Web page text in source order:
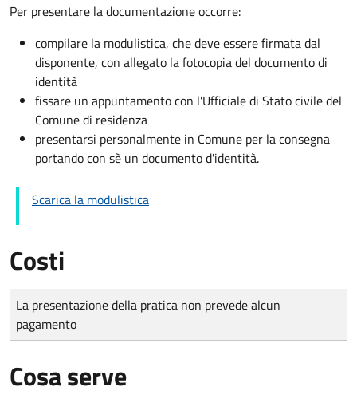
Per presentare la documentazione occorre:
compilare la modulistica, che deve essere firmata dal
disponente, con allegato la fotocopia del documento di
identità
fissare un appuntamento con l'Ufficiale di Stato civile del
Comune di residenza
presentarsi personalmente in Comune per la consegna
portando con sè un documento d'identità.
Scarica la modulistica
Costi
Tipo di pagamento
Importo
La presentazione della pratica non prevede alcun
pagamento
Cosa serve